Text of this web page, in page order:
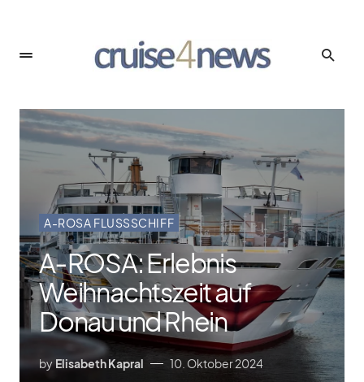
A-ROSA FLUSSSCHIFF
A‑ROSA: Erlebnis
Weihnachtszeit auf
Donau und Rhein
byElisabeth Kapral 10. Oktober 2024